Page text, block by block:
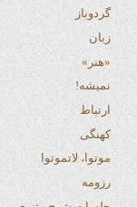
گردوباز
زبان
«هنر»
نمیشه!
ارتباط
کهنگی
موتوا، لاتموتوا
رزومه